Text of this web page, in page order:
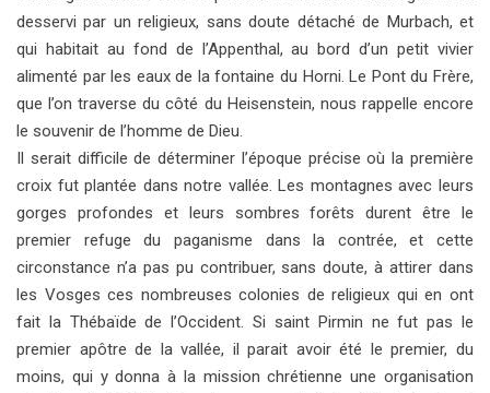
desservi par un religieux, sans doute détaché de Murbach, et
qui habitait au fond de l’Appenthal, au bord d’un petit vivier
alimenté par les eaux de la fontaine du Horni. Le Pont du Frère,
que l’on traverse du côté du Heisenstein, nous rappelle encore
le souvenir de l’homme de Dieu.
Il serait difficile de déterminer l’époque précise où la première
croix fut plantée dans notre vallée. Les montagnes avec leurs
gorges profondes et leurs sombres forêts durent être le
premier refuge du paganisme dans la contrée, et cette
circonstance n’a pas pu contribuer, sans doute, à attirer dans
les Vosges ces nombreuses colonies de religieux qui en ont
fait la Thébaïde de l’Occident. Si saint Pirmin ne fut pas le
premier apôtre de la vallée, il parait avoir été le premier, du
moins, qui y donna à la mission chrétienne une organisation